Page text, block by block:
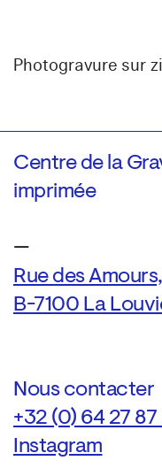
Photogravure sur
Centre de la
imprimée
—
Rue des
B-7100 La
Nous contacter
+32 (0) 64 27 87
Instagram